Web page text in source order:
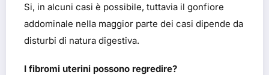
Si, in alcuni casi è possibile, tuttavia il gonfiore
addominale nella maggior parte dei casi dipende da
disturbi di natura digestiva.
I fibromi uterini possono regredire?